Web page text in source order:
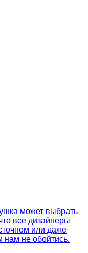
может выбрать
все дизайнеры
или даже
нам не обойтись.